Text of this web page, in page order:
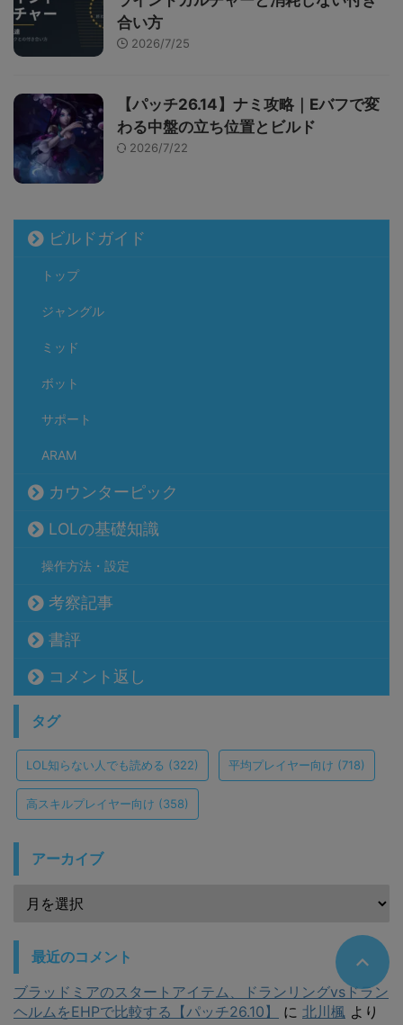
合い方
2026/7/25
【パッチ26.14】ナミ攻略｜Eバフで変
わる中盤の立ち位置とビルド
2026/7/22
ビルドガイド
トップ
ジャングル
ミッド
ボット
サポート
ARAM
カウンターピック
LOLの基礎知識
操作方法・設定
考察記事
書評
コメント返し
タグ
LOL知らない人でも読める (322) 平均プレイヤー向け (718)
高スキルプレイヤー向け (358)
アーカイブ
最近のコメント
ブラッドミアのスタートアイテム、ドランリングvsドラン
ヘルムをEHPで比較する【パッチ26.10】
に 北川楓 より